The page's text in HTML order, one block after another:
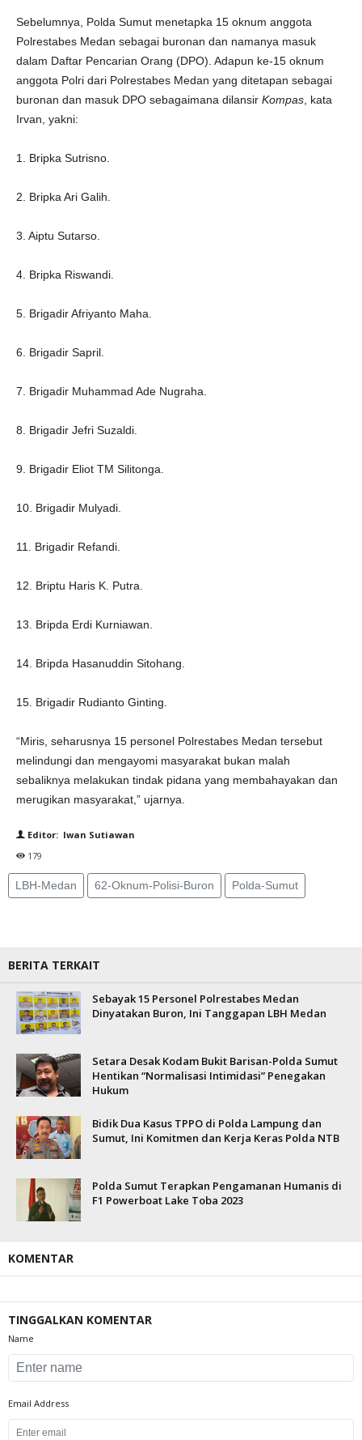
Sebelumnya, Polda Sumut menetapka 15 oknum anggota
Polrestabes Medan sebagai buronan dan namanya masuk
dalam Daftar Pencarian Orang (DPO). Adapun ke-15 oknum
anggota Polri dari Polrestabes Medan yang ditetapan sebagai
buronan dan masuk DPO sebagaimana dilansir Kompas , kata
Irvan, yakni:
1. Bripka Sutrisno.
2. Bripka Ari Galih.
3. Aiptu Sutarso.
4. Bripka Riswandi.
5. Brigadir Afriyanto Maha.
6. Brigadir Sapril.
7. Brigadir Muhammad Ade Nugraha.
8. Brigadir Jefri Suzaldi.
9. Brigadir Eliot TM Silitonga.
10. Brigadir Mulyadi.
11. Brigadir Refandi.
12. Briptu Haris K. Putra.
13. Bripda Erdi Kurniawan.
14. Bripda Hasanuddin Sitohang.
15. Brigadir Rudianto Ginting.
“Miris, seharusnya 15 personel Polrestabes Medan tersebut
melindungi dan mengayomi masyarakat bukan malah
sebaliknya melakukan tindak pidana yang membahayakan dan
merugikan masyarakat,” ujarnya.
Editor: Iwan Sutiawan
179
LBH-Medan 62-Oknum-Polisi-Buron Polda-Sumut
BERITA TERKAIT
Sebayak 15 Personel Polrestabes Medan
Dinyatakan Buron, Ini Tanggapan LBH Medan
Setara Desak Kodam Bukit Barisan-Polda Sumut
Hentikan “Normalisasi Intimidasi” Penegakan
Hukum
Bidik Dua Kasus TPPO di Polda Lampung dan
Sumut, Ini Komitmen dan Kerja Keras Polda NTB
Polda Sumut Terapkan Pengamanan Humanis di
F1 Powerboat Lake Toba 2023
KOMENTAR
TINGGALKAN KOMENTAR
Name
Email Address